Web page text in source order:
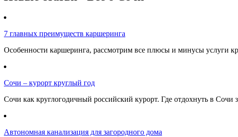
7 главных преимуществ каршеринга
Особенности каршеринга, рассмотрим все плюсы и минусы услуги
Сочи – курорт круглый год
Сочи как круглогодичный российский курорт. Где отдохнуть в Сочи
Автономная канализация для загородного дома